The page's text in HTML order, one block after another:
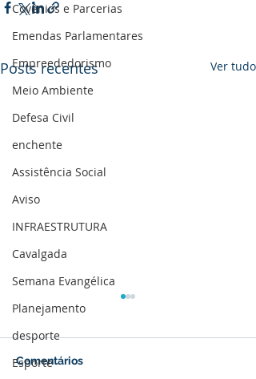
Covênios e Parcerias
Emendas Parlamentares
Empreededorismo
Meio Ambiente
Defesa Civil
enchente
Assistência Social
Aviso
INFRAESTRUTURA
Cavalgada
Semana Evangélica
Planejamento
desporte
Esporte
Posts recentes Ver tudo
Comentários